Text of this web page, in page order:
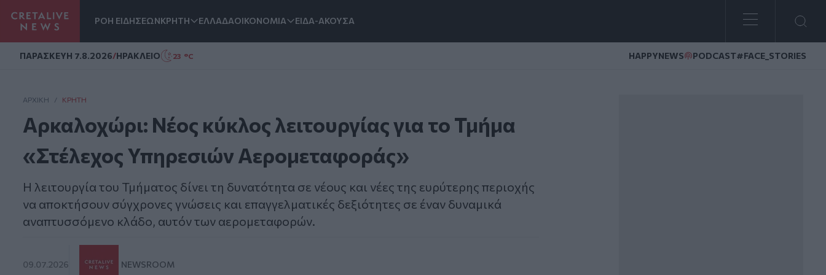
ΡΟΗ ΕΙΔΗΣΕΩΝΚΡΗΤΗ ΕΛΛΑΔΑΟΙΚΟΝΟΜΙΑ ΕΙΔΑ-ΑΚΟΥΣΑ
ΠΑΡΑΣΚΕΥΗ 7.8.2026/ΗΡΑΚΛΕΙΟ 23 °C HAPPYNEWS PODCAST#FACE_STORIES
ΑΡΧΙΚΗ / ΚΡΉΤΗ
Αρκαλοχώρι: Νέος κύκλος λειτουργίας για το Τμήμα
«Στέλεχος Υπηρεσιών Αερομεταφοράς»
Η λειτουργία του Τμήματος δίνει τη δυνατότητα σε νέους και νέες της ευρύτερης περιοχής
να αποκτήσουν σύγχρονες γνώσεις και επαγγελματικές δεξιότητες σε έναν δυναμικά
αναπτυσσόμενο κλάδο, αυτόν των αερομεταφορών.
09.07.2026 NEWSROOM